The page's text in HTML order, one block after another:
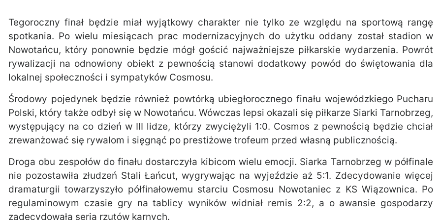
Tegoroczny finał będzie miał wyjątkowy charakter nie tylko ze względu na sportową rangę
spotkania. Po wielu miesiącach prac modernizacyjnych do użytku oddany został stadion w
Nowotańcu, który ponownie będzie mógł gościć najważniejsze piłkarskie wydarzenia. Powrót
rywalizacji na odnowiony obiekt z pewnością stanowi dodatkowy powód do świętowania dla
lokalnej społeczności i sympatyków Cosmosu.
Środowy pojedynek będzie również powtórką ubiegłorocznego finału wojewódzkiego Pucharu
Polski, który także odbył się w Nowotańcu. Wówczas lepsi okazali się piłkarze Siarki Tarnobrzeg,
występujący na co dzień w III lidze, którzy zwyciężyli 1:0. Cosmos z pewnością będzie chciał
zrewanżować się rywalom i sięgnąć po prestiżowe trofeum przed własną publicznością.
Droga obu zespołów do finału dostarczyła kibicom wielu emocji. Siarka Tarnobrzeg w półfinale
nie pozostawiła złudzeń Stali Łańcut, wygrywając na wyjeździe aż 5:1. Zdecydowanie więcej
dramaturgii towarzyszyło półfinałowemu starciu Cosmosu Nowotaniec z KS Wiązownica. Po
regulaminowym czasie gry na tablicy wyników widniał remis 2:2, a o awansie gospodarzy
zadecydowała seria rzutów karnych.